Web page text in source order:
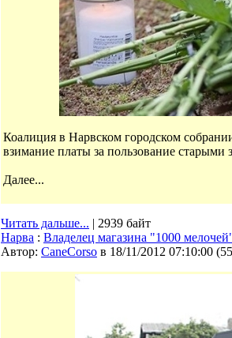
Коалиция в Нарвском городском
взимание платы за пользование
Далее...
Читать дальше... | 2939 байт
Нарва : Владелец магазина "1000
Автор: CaneCorso в 18/11/2012 07:10:00 (